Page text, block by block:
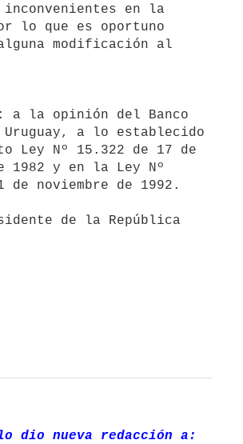
inconvenientes en la
lo que es oportuno
modificación al
a lo establecido
Ley Nº 15.322 de 17 de
1982 y en la Ley Nº
de noviembre de 1992.
dio nueva redacción a: